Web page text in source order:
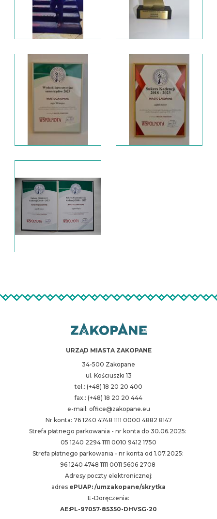
URZĄD MIASTA ZAKOPANE
34-500 Zakopane
ul. Kościuszki 13
tel.: (+48) 18 20 20 400
fax.: (+48) 18 20 20 444
e-mail: office@zakopane.eu
Nr konta: 76 1240 4748 1111 0000 4882 8147
Strefa płatnego parkowania - nr konta do 30.06.2025:
05 1240 2294 1111 0010 9412 1750
Strefa płatnego parkowania - nr konta od 1.07.2025:
96 1240 4748 1111 0011 5606 2708
Adresy poczty elektronicznej:
adres ePUAP: /umzakopane/skrytka
E-Doręczenia:
AE:PL-97057-85350-DHVSG-20